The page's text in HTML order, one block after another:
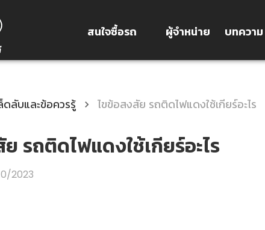
สนใจซื้อรถ ผู้จำหน่าย บทความ
ดลับและข้อควรรู้ ไขข้อสงสัย รถติดไฟแดงใช้เกียร์อะไร
รถติดไฟแดงใช้เกียร์อะไร
2023